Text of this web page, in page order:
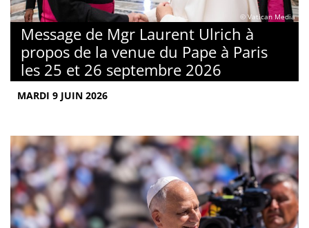
© Vatican Media
Message de Mgr Laurent Ulrich à
propos de la venue du Pape à Paris
les 25 et 26 septembre 2026
MARDI 9 JUIN 2026